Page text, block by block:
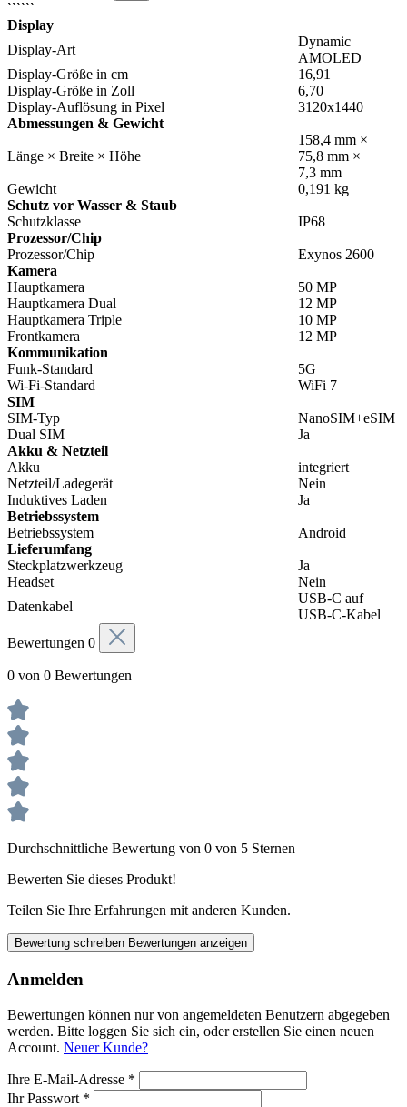
``````
Display
Display-Art
Dynamic
AMOLED
Display-Größe in cm
16,91
Display-Größe in Zoll
6,70
Display-Auflösung in Pixel
3120x1440
Abmessungen & Gewicht
Länge × Breite × Höhe
158,4 mm ×
75,8 mm ×
7,3 mm
Gewicht
0,191 kg
Schutz vor Wasser & Staub
Schutzklasse
IP68
Prozessor/Chip
Prozessor/Chip
Exynos 2600
Kamera
Hauptkamera
50 MP
Hauptkamera Dual
12 MP
Hauptkamera Triple
10 MP
Frontkamera
12 MP
Kommunikation
Funk-Standard
5G
Wi-Fi-Standard
WiFi 7
SIM
SIM-Typ
NanoSIM+eSIM
Dual SIM
Ja
Akku & Netzteil
Akku
integriert
Netzteil/Ladegerät
Nein
Induktives Laden
Ja
Betriebssystem
Betriebssystem
Android
Lieferumfang
Steckplatzwerkzeug
Ja
Headset
Nein
Datenkabel
USB-C auf
USB-C-Kabel
Bewertungen 0
0 von 0 Bewertungen
Durchschnittliche Bewertung von 0 von 5 Sternen
Bewerten Sie dieses Produkt!
Teilen Sie Ihre Erfahrungen mit anderen Kunden.
Bewertung schreiben Bewertungen anzeigen
Anmelden
Bewertungen können nur von angemeldeten Benutzern abgegeben
werden. Bitte loggen Sie sich ein, oder erstellen Sie einen neuen
Account. Neuer Kunde?
Ihre E-Mail-Adresse *
Ihr Passwort *